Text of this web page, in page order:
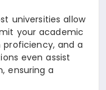
universities allow
your academic
proficiency, and a
even assist
ensuring a